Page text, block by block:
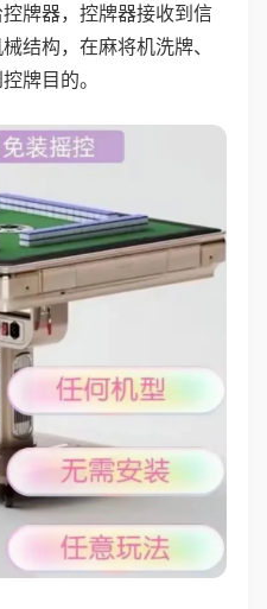
牌器，控牌器接收到信
结构，在麻将机洗牌、
牌目的。